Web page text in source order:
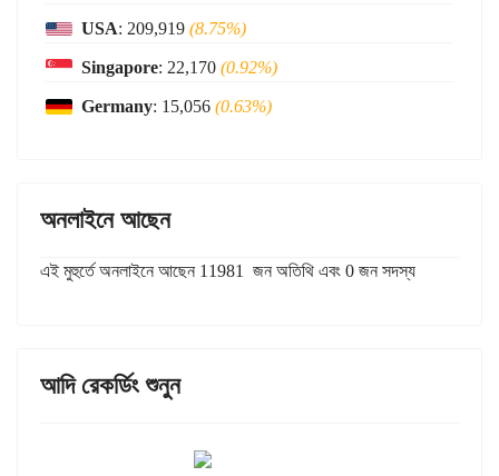
USA: 209,919 (8.75%)
Singapore: 22,170 (0.92%)
Germany: 15,056 (0.63%)
অনলাইনে আছেন
এই মুহুর্তে অনলাইনে আছেন 11981 জন অতিথি এবং 0 জন সদস্য
আদি রেকর্ডিং শুনুন